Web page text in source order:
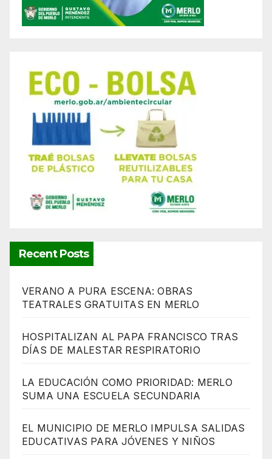
Recent Posts
VERANO A PURA ESCENA: OBRAS
TEATRALES GRATUITAS EN MERLO
HOSPITALIZAN AL PAPA FRANCISCO TRAS
DÍAS DE MALESTAR RESPIRATORIO
LA EDUCACIÓN COMO PRIORIDAD: MERLO
SUMA UNA ESCUELA SECUNDARIA
EL MUNICIPIO DE MERLO IMPULSA SALIDAS
EDUCATIVAS PARA JÓVENES Y NIÑOS